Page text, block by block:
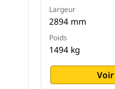
Largeur
2894 mm
Poids
1494 kg